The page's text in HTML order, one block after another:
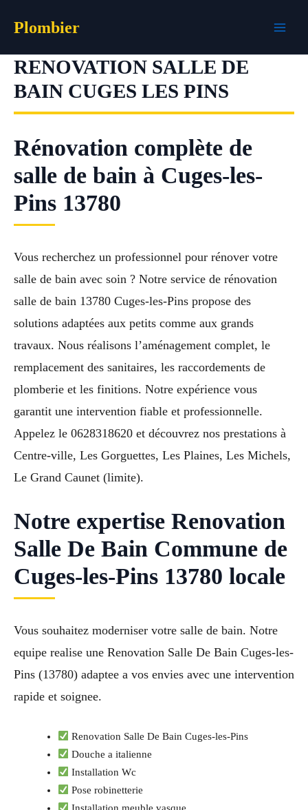
Plombier
RENOVATION SALLE DE
BAIN CUGES LES PINS
Rénovation complète de
salle de bain à Cuges-les-
Pins 13780
Vous recherchez un professionnel pour rénover votre
salle de bain avec soin ? Notre service de rénovation
salle de bain 13780 Cuges-les-Pins propose des
solutions adaptées aux petits comme aux grands
travaux. Nous réalisons l’aménagement complet, le
remplacement des sanitaires, les raccordements de
plomberie et les finitions. Notre expérience vous
garantit une intervention fiable et professionnelle.
Appelez le 0628318620 et découvrez nos prestations à
Centre-ville, Les Gorguettes, Les Plaines, Les Michels,
Le Grand Caunet (limite).
Notre expertise Renovation
Salle De Bain Commune de
Cuges-les-Pins 13780 locale
Vous souhaitez moderniser votre salle de bain. Notre
equipe realise une Renovation Salle De Bain Cuges-les-
Pins (13780) adaptee a vos envies avec une intervention
rapide et soignee.
Renovation Salle De Bain Cuges-les-Pins
Douche a italienne
Installation Wc
Pose robinetterie